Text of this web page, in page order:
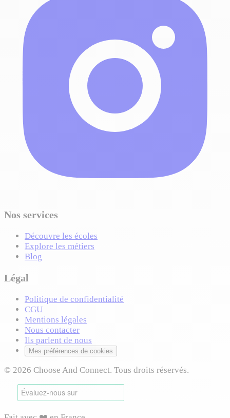
Nos services
Découvre les écoles
Explore les métiers
Blog
Légal
Politique de confidentialité
CGU
Mentions légales
Nous contacter
Ils parlent de nous
Mes préférences de cookies
© 2026 Choose And Connect. Tous droits réservés.